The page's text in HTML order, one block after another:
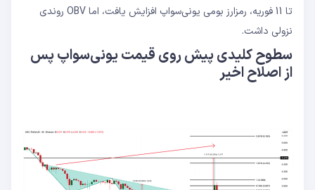
تا 11 فوریه، رمزارز بومی یونی‌سواپ افزایش یافت، اما OBV روندی
نزولی داشت.
سطوح کلیدی پیش روی قیمت یونی‌سواپ پس
از اصلاح اخیر